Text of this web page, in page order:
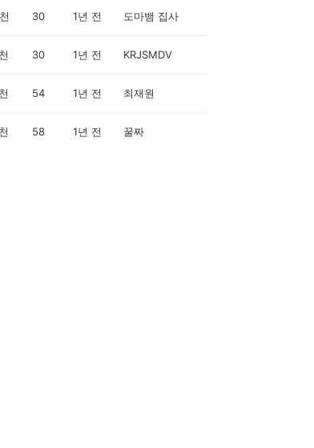
30 1년 전 도마뱀 집사
30 1년 전 KRJSMDV
54 1년 전 최재원
58 1년 전 꿀짜